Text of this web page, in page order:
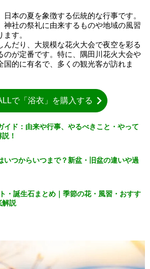
本の夏を象徴する伝統的な行事です。
神社の祭礼に由来するものや地域の風習
す。
んだり、大規模な花火大会で夜空を彩る
のが定番です。特に、隅田川花火大会や
国的に有名で、多くの観光客が訪れま
で「浴衣」を購入する
イド：由来や行事、やるべきこと・やって
！
いつからいつまで？新盆・旧盆の違いや過
・誕生石まとめ｜季節の花・風習・おすす
解説